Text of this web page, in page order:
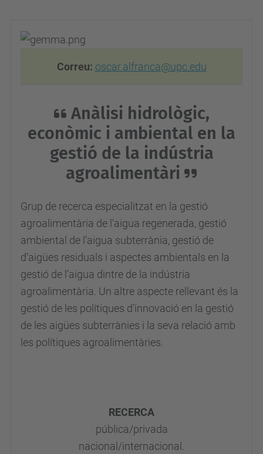
Correu: oscar.alfranca@upc.edu
Anàlisi hidrològic,
econòmic i ambiental en la
gestió de la indústria
agroalimentàri
Grup de recerca especialitzat en la gestió
agroalimentària de l'aigua regenerada, gestió
ambiental de l’aigua subterrània, gestió de
d’aigües residuals i aspectes ambientals en la
gestió de l’aigua dintre de la indústria
agroalimentària. Un altre aspecte rellevant és la
gestió de les polítiques d’innovació en la gestió
de les aigües subterrànies i la seva relació amb
les polítiques agroalimentàries.
RECERCA
pública/privada
nacional/internacional.